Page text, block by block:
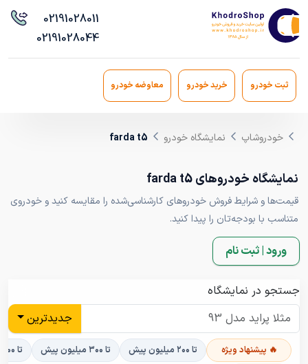
02191028011
02191028044
ثبت خودرو خرید خودرو معاوضه خودرو
خودروشاپ نمایشگاه خودرو farda t5
نمایشگاه خودروهای farda t5
قیمت‌ها و شرایط فروش خودروهای کارشناسی‌شده را مقایسه کنید و خودروی
متناسب با بودجه‌تان را پیدا کنید.
ورود | ثبت نام
جستجو در نمایشگاه
جدیدترین
🔥 پیشنهاد ویژه تا ۲۰۰ میلیون پیش تا ۳۰۰ میلیون پیش تا ۴۰۰ میلیون پیش